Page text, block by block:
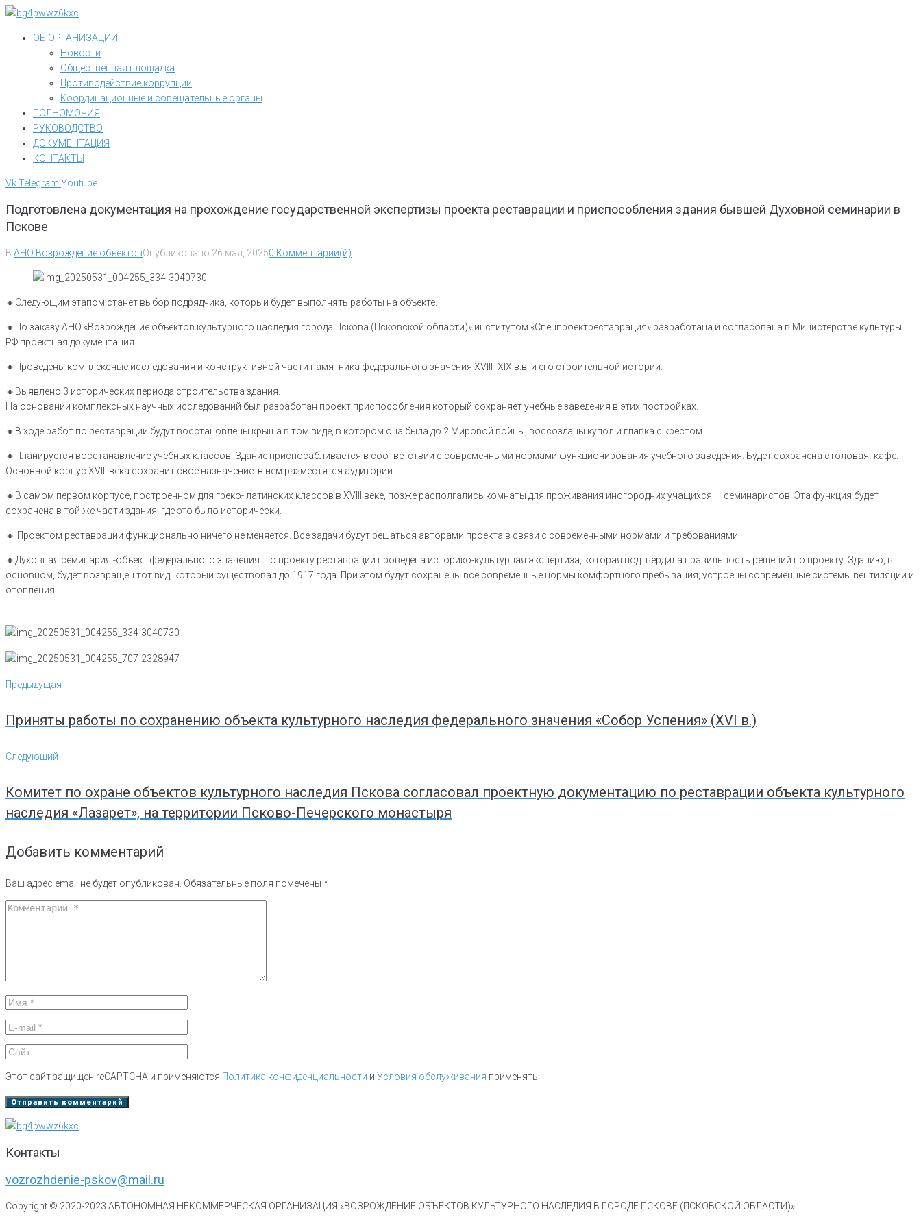
Перейти
контентуОБ ОРГАНИЗАЦИИ
Новости
Общественная площадка
Противодействие коррупции
Координационные и совещательные органы
ПОЛНОМОЧИЯ
РУКОВОДСТВО
ДОКУМЕНТАЦИЯ
КОНТАКТЫ
VkTelegram Youtube
Подготовлена документация на прохождение государственной экспертизы проекта реставрации и приспособления здания бывшей Духовной семинарии в
Пскове
В АНО Возрождение объектовОпубликовано 26 мая, 20250 Комментарии(й)
🔸Следующим этапом станет выбор подрядчика, который будет выполнять работы на объекте.
🔸По заказу АНО «Возрождение объектов культурного наследия города Пскова (Псковской области)» институтом «Спецпроектреставрация» разработана и согласована в Министерстве культуры
РФ проектная документация.
🔸Проведены комплексные исследования и конструктивной части памятника федерального значения XVIII -XlX в.в, и его строительной истории.
🔸Выявлено 3 исторических периода строительства здания.
На основании комплексных научных исследований был разработан проект приспособления который сохраняет учебные заведения в этих постройках.
🔸В ходе работ по реставрации будут восстановлены крыша в том виде, в котором она была до 2 Мировой войны, воссозданы купол и главка с крестом.
🔸Планируется восстанавление учебных классов. Здание приспосабливается в соответствии с современными нормами функционирования учебного заведения. Будет сохранена столовая- кафе.
Основной корпус XVIII века сохранит свое назначение: в нем разместятся аудитории.
🔸В самом первом корпусе, построенном для греко- латинских классов в XVIII веке, позже располгались комнаты для проживания иногородних учащихся — семинаристов. Эта функция будет
сохранена в той же части здания, где это было исторически.
🔸 Проектом реставрации функционально ничего не меняется. Все задачи будут решаться авторами проекта в связи с современными нормами и требованиями.
🔸Духовная семинария -объект федерального значения. По проекту реставрации проведена историко-культурная экспертиза, которая подтвердила правильность решений по проекту. Зданию, в
основном, будет возвращен тот вид, который существовал до 1917 года. При этом будут сохранены все современные нормы комфортного пребывания, устроены современные системы вентиляции и
отопления.
Навигация
записям
Предыдущая
Предыдущая
Приняты работы по сохранению объекта культурного наследия федерального значения «Собор Успения» (XVI в.)
Следующий
Следующий
Комитет по охране объектов культурного наследия Пскова согласовал проектную документацию по реставрации объекта культурного
наследия «Лазарет», на территории Псково-Печерского монастыря
Добавить комментарий
Ваш адрес email не будет опубликован. Обязательные поля помечены *
Этот сайт защищен reCAPTCHA и применяются Политика конфиденциальности и Условия обслуживания применять.
Контакты
vozrozhdenie-pskov@mail.ru
Copyright © 2020-2023 АВТОНОМНАЯ НЕКОММЕРЧЕСКАЯ ОРГАНИЗАЦИЯ «ВОЗРОЖДЕНИЕ ОБЪЕКТОВ КУЛЬТУРНОГО НАСЛЕДИЯ В ГОРОДЕ ПСКОВЕ (ПСКОВСКОЙ ОБЛАСТИ)»